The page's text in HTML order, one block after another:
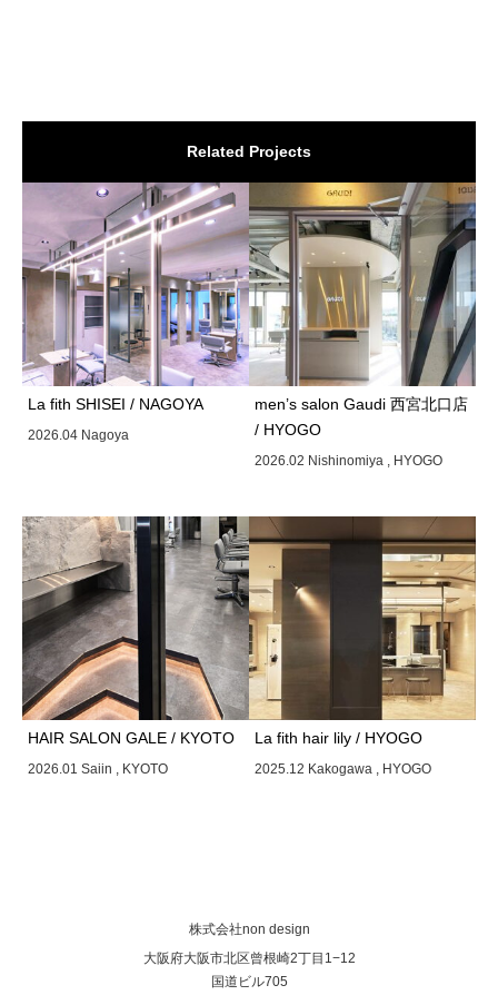
Related Projects
La fith SHISEI / NAGOYA
2026.04 Nagoya
men’s salon Gaudi 西宮北口店
/ HYOGO
2026.02 Nishinomiya , HYOGO
HAIR SALON GALE / KYOTO
2026.01 Saiin , KYOTO
La fith hair lily / HYOGO
2025.12 Kakogawa , HYOGO
株式会社non design
大阪府大阪市北区曾根崎2丁目1−12
国道ビル705